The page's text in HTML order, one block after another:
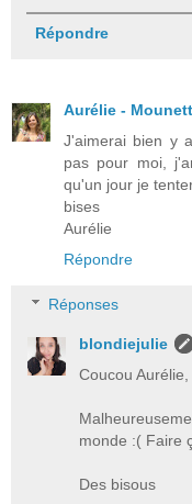
Répondre
Aurélie -
J'aimerai bien y
pas pour moi,
qu'un jour je
bises
Aurélie
Répondre
Réponses
blondiejulie
Coucou Aurélie,
monde :( Faire
Des bisous